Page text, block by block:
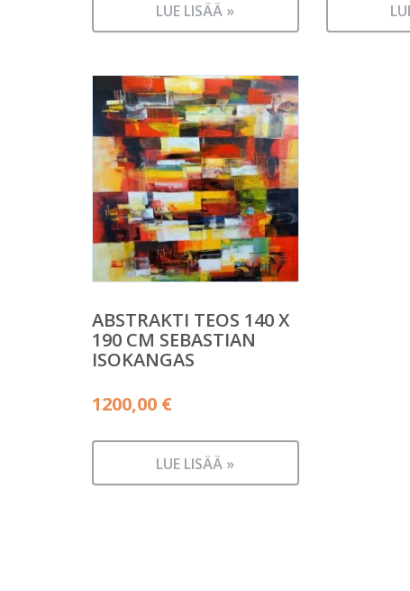
LUE LISÄÄ »
ABSTRAKTI TEOS 140 X
190 CM SEBASTIAN
ISOKANGAS
1200,00 €
LUE LISÄÄ »